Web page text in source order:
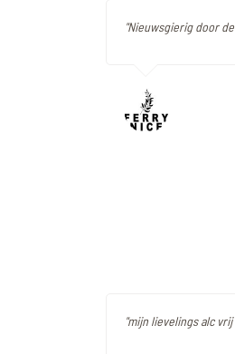
"Nieuwsgierig door
"mijn lievelings alc